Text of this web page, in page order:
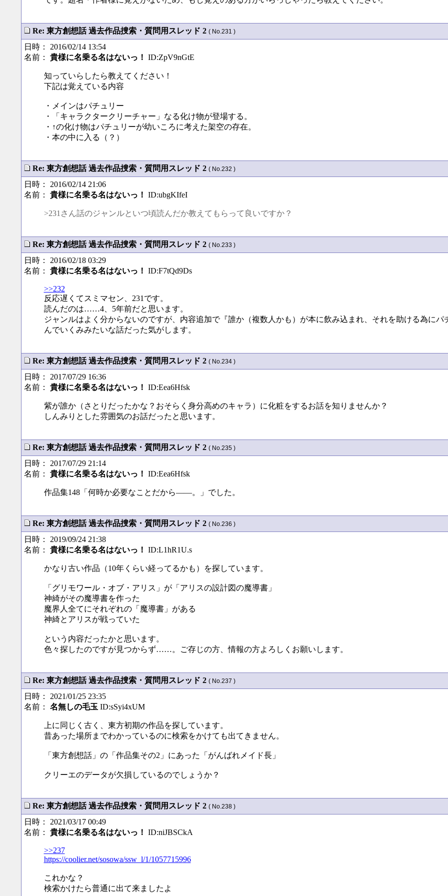
Re: 東方創想話 過去作品捜索・質問用スレッド 2 ( No.231 )
日時： 2016/02/14 13:54
名前： 貴様に名乗る名はないっ！ ID:ZpV9nGtE
知っていらしたら教えてください！
下記は覚えている内容
・メインはパチュリー
・「キャラクタークリーチャー」なる化け物が登場する。
・↑の化け物はパチュリーが幼いころに考えた架空の存在。
・本の中に入る（？）
Re: 東方創想話 過去作品捜索・質問用スレッド 2 ( No.232 )
日時： 2016/02/14 21:06
名前： 貴様に名乗る名はないっ！ ID:ubgKIfeI
>231さん話のジャンルといつ頃読んだか教えてもらって良いですか？
Re: 東方創想話 過去作品捜索・質問用スレッド 2 ( No.233 )
日時： 2016/02/18 03:29
名前： 貴様に名乗る名はないっ！ ID:F7tQd9Ds
>>232
反応遅くてスミマセン、231です。
読んだのは……4、5年前だと思います。
ジャンルはよく分からないのですが、内容追加で『誰か（複数人かも）が本に飲み込まれ、それを助ける為に
んでいくみみたいな話だった気がします。
Re: 東方創想話 過去作品捜索・質問用スレッド 2 ( No.234 )
日時： 2017/07/29 16:36
名前： 貴様に名乗る名はないっ！ ID:Eea6Hfsk
紫が誰か（さとりだったかな？おそらく身分高めのキャラ）に化粧をするお話を知りませんか？
しんみりとした雰囲気のお話だったと思います。
Re: 東方創想話 過去作品捜索・質問用スレッド 2 ( No.235 )
日時： 2017/07/29 21:14
名前： 貴様に名乗る名はないっ！ ID:Eea6Hfsk
作品集148「何時か必要なことだから――。」でした。
Re: 東方創想話 過去作品捜索・質問用スレッド 2 ( No.236 )
日時： 2019/09/24 21:38
名前： 貴様に名乗る名はないっ！ ID:L1hR1U.s
かなり古い作品（10年くらい経ってるかも）を探しています。
「グリモワール・オブ・アリス」が「アリスの設計図の魔導書」
神綺がその魔導書を作った
魔界人全てにそれぞれの「魔導書」がある
神綺とアリスが戦っていた
という内容だったかと思います。
色々探したのですが見つからず……。ご存じの方、情報の方よろしくお願いします。
Re: 東方創想話 過去作品捜索・質問用スレッド 2 ( No.237 )
日時： 2021/01/25 23:35
名前： 名無しの毛玉 ID:sSyi4xUM
上に同じく古く、東方初期の作品を探しています。
昔あった場所までわかっているのに検索をかけても出てきません。
「東方創想話」の「作品集その2」にあった「がんばれメイド長」
クリーエのデータが欠損しているのでしょうか？
Re: 東方創想話 過去作品捜索・質問用スレッド 2 ( No.238 )
日時： 2021/03/17 00:49
名前： 貴様に名乗る名はないっ！ ID:niJBSCkA
>>237
https://coolier.net/sosowa/ssw_l/1/1057715996
これかな？
検索かけたら普通に出て来ましたよ